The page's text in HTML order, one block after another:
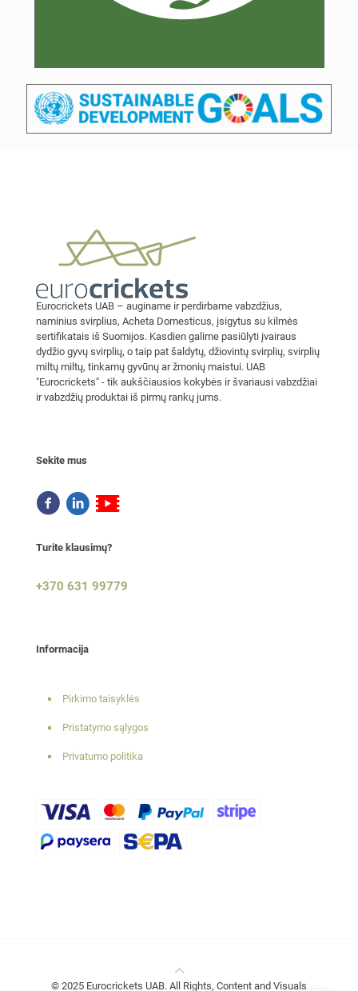
Eurocrickets UAB – auginame ir perdirbame vabzdžius,
naminius svirplius, Acheta Domesticus, įsigytus su kilmės
sertifikatais iš Suomijos. Kasdien galime pasiūlyti įvairaus
dydžio gyvų svirplių, o taip pat šaldytų, džiovintų svirplių, svirplių
miltų miltų, tinkamų gyvūnų ar žmonių maistui. UAB
"Eurocrickets" - tik aukščiausios kokybės ir švariausi vabzdžiai
ir vabzdžių produktai iš pirmų rankų jums.
Sekite mus
Turite klausimų?
+370 631 99779
Informacija
Pirkimo taisyklės
Pristatymo sąlygos
Privatumo politika
© 2025 Eurocrickets UAB. All Rights, Content and Visuals